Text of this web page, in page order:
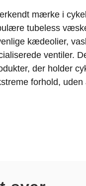
mærke i
tubeless
kædeolier,
ventiler.
der holder
forhold,